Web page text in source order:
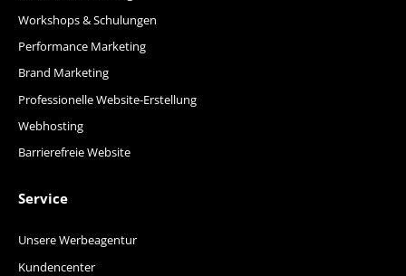
Workshops & Schulungen
Performance Marketing
Brand Marketing
Professionelle Website-Erstellung
Webhosting
Barrierefreie Website
Service
Unsere Werbeagentur
Kundencenter